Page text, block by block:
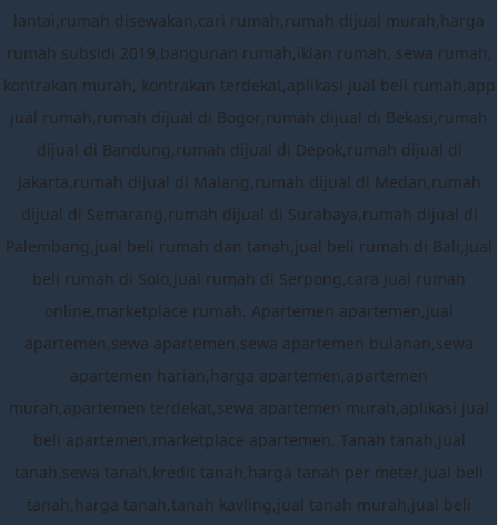
lantai,rumah disewakan,cari rumah,rumah dijual murah,harga
rumah subsidi 2019,bangunan rumah,iklan rumah, sewa rumah,
kontrakan murah, kontrakan terdekat,aplikasi jual beli rumah,app
jual rumah,rumah dijual di Bogor,rumah dijual di Bekasi,rumah
dijual di Bandung,rumah dijual di Depok,rumah dijual di
Jakarta,rumah dijual di Malang,rumah dijual di Medan,rumah
dijual di Semarang,rumah dijual di Surabaya,rumah dijual di
Palembang,jual beli rumah dan tanah,jual beli rumah di Bali,jual
beli rumah di Solo,jual rumah di Serpong,cara jual rumah
online,marketplace rumah. Apartemen apartemen,jual
apartemen,sewa apartemen,sewa apartemen bulanan,sewa
apartemen harian,harga apartemen,apartemen
murah,apartemen terdekat,sewa apartemen murah,aplikasi jual
beli apartemen,marketplace apartemen. Tanah tanah,jual
tanah,sewa tanah,kredit tanah,harga tanah per meter,jual beli
tanah,harga tanah,tanah kavling,jual tanah murah,jual beli